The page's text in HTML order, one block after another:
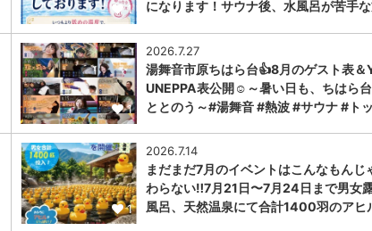
1
になります！サウナ後、水風呂が苦手
1
2026.7.27
湯舞音市原ちはら台👍8月のゲスト表＆
UNEPPA表公開☺～暑い日も、ちはら
ととのう～#湯舞音 #熱波 #サウナ #ト
1
2026.7.14
まだまだ7月のイベントはこんなもんじ
わらない‼️7月21日〜7月24日まで男女
風呂、天然温泉にて合計1400羽のアヒ